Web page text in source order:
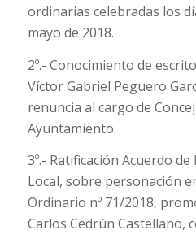
ordinarias celebradas los
mayo de 2018.
2º.- Conocimiento de
Víctor Gabriel Peguero
renuncia al cargo de
Ayuntamiento.
3º.- Ratificación Acuerdo
Local, sobre personación
Ordinario nº 71/2018,
Carlos Cedrún Castellano,